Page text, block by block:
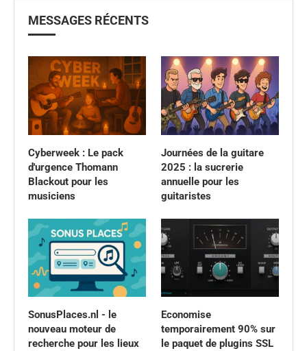
MESSAGES RÉCENTS
Cyberweek : Le pack
d'urgence Thomann
Blackout pour les
musiciens
Journées de la guitare
2025 : la sucrerie
annuelle pour les
guitaristes
SonusPlaces.nl - le
nouveau moteur de
recherche pour les lieux
Economise
temporairement 90% sur
le paquet de plugins SSL